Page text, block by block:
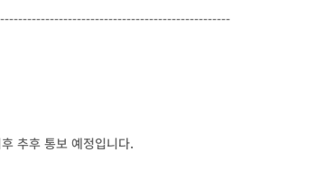
추후 통보 예정입니다.